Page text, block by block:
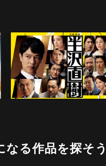
なる作品を探そう